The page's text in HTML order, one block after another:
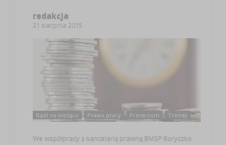
redakcja
21 sierpnia 2015
Bądź na bieżąco Prawo pracy Pressroom Trendy
We współpracy z kancelarią prawną BMSP Boryczko